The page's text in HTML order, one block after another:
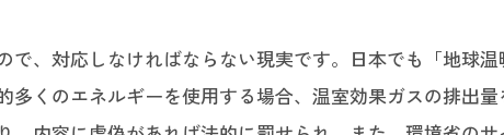
、対応しなければならない現実です。日本でも「地球温
多くのエネルギーを使用する場合、温室効果ガスの排出